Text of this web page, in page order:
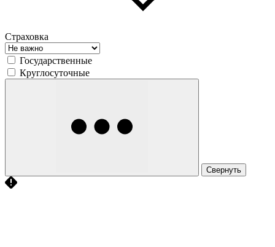
Страховка
Государственные
Круглосуточные
Свернуть